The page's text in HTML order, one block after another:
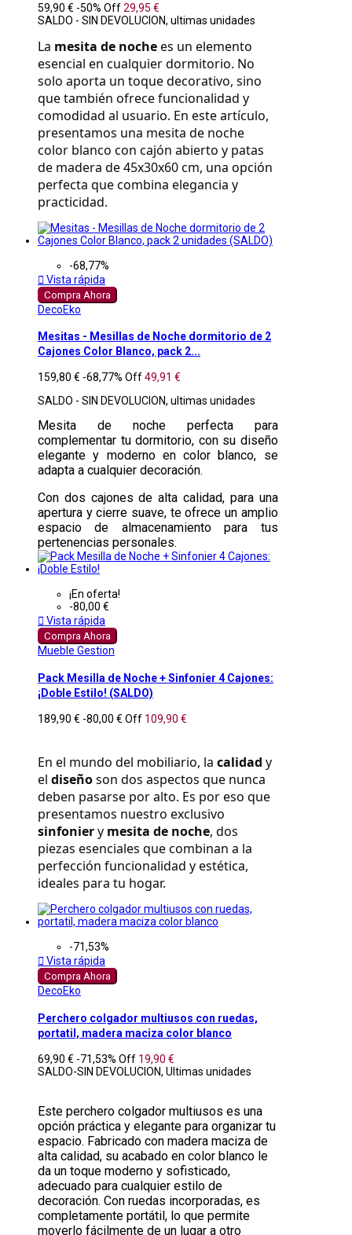
59,90 € -50% Off29,95 €
SALDO - SIN DEVOLUCION, ultimas unidades
La mesita de noche es un elemento
esencial en cualquier dormitorio. No
solo aporta un toque decorativo, sino
que también ofrece funcionalidad y
comodidad al usuario. En este artículo,
presentamos una mesita de noche
color blanco con cajón abierto y patas
de madera de 45x30x60 cm, una opción
perfecta que combina elegancia y
practicidad.
-68,77%
 Vista rápida
Compra Ahora
DecoEko
Mesitas - Mesillas de Noche dormitorio de 2
Cajones Color Blanco, pack 2...
159,80 € -68,77% Off49,91 €
SALDO - SIN DEVOLUCION, ultimas unidades
Mesita de noche perfecta para
complementar tu dormitorio, con su diseño
elegante y moderno en color blanco, se
adapta a cualquier decoración.
Con dos cajones de alta calidad, para una
apertura y cierre suave, te ofrece un amplio
espacio de almacenamiento para tus
pertenencias personales.
¡En oferta!
-80,00 €
 Vista rápida
Compra Ahora
Mueble Gestion
Pack Mesilla de Noche + Sinfonier 4 Cajones:
¡Doble Estilo! (SALDO)
189,90 € -80,00 € Off 109,90 €
En el mundo del mobiliario, la calidad y
el diseño son dos aspectos que nunca
deben pasarse por alto. Es por eso que
sinfonier y mesita de noche, dos
piezas esenciales que combinan a la
perfección funcionalidad y estética,
ideales para tu hogar.
-71,53%
 Vista rápida
Compra Ahora
DecoEko
Perchero colgador multiusos con ruedas,
portatil, madera maciza color blanco
69,90 € -71,53% Off 19,90 €
SALDO-SIN DEVOLUCION, Ultimas unidades
Este perchero colgador multiusos es una
opción práctica y elegante para organizar tu
espacio. Fabricado con madera maciza de
alta calidad, su acabado en color blanco le
da un toque moderno y sofisticado,
adecuado para cualquier estilo de
decoración. Con ruedas incorporadas, es
completamente portátil, lo que permite
moverlo fácilmente de un lugar a otro